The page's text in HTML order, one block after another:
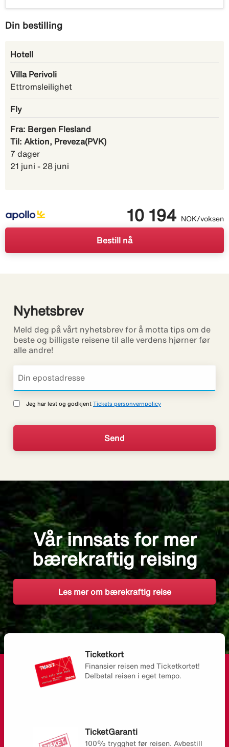
Din bestilling
Hotell
Villa Perivoli
Ettromsleilighet
Fly
Fra: Bergen Flesland
Til: Aktion, Preveza(PVK)
7 dager
21 juni - 28 juni
10 194 NOK/voksen
Bestill nå
Nyhetsbrev
Meld deg på vårt nyhetsbrev for å motta tips om de
beste og billigste reisene til alle verdens hjørner før
alle andre!
Jeg har lest og godkjent Tickets personvernpolicy
Vår innsats for mer
bærekraftig reising
Les mer om bærekraftig reise
Ticketkort
Finansier reisen med Ticketkortet!
Delbetal reisen i eget tempo.
TicketGaranti
100% trygghet før reisen. Avbestill